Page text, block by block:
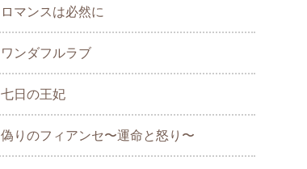
ロマンスは必然に
ワンダフルラブ
七日の王妃
偽りのフィアンセ〜運命と怒り〜